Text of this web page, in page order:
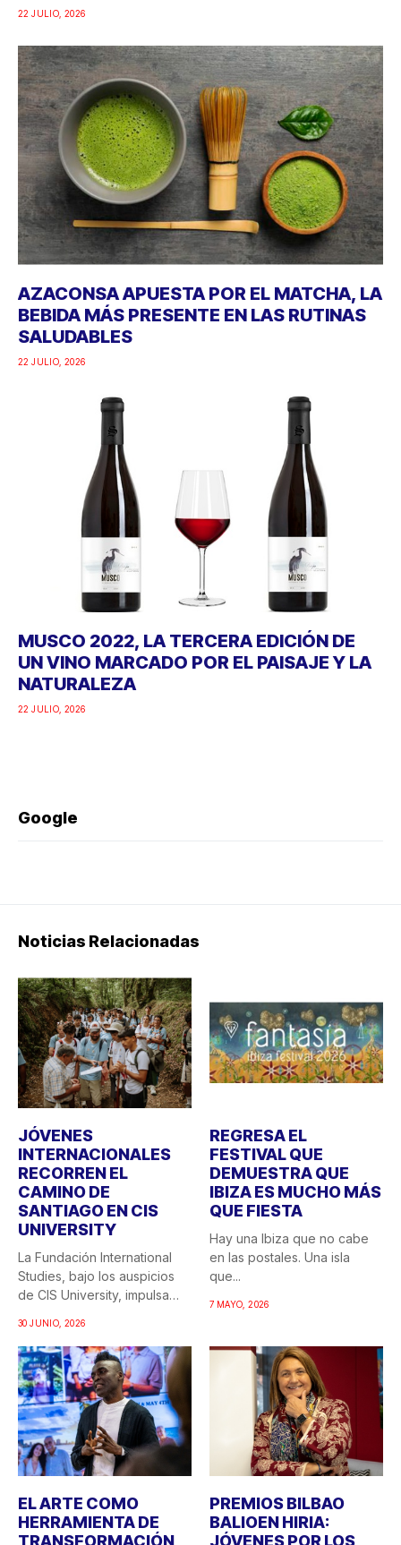
22 JULIO, 2026
AZACONSA APUESTA POR EL MATCHA, LA
BEBIDA MÁS PRESENTE EN LAS RUTINAS
SALUDABLES
22 JULIO, 2026
MUSCO 2022, LA TERCERA EDICIÓN DE
UN VINO MARCADO POR EL PAISAJE Y LA
NATURALEZA
22 JULIO, 2026
Google
Noticias Relacionadas
JÓVENES
INTERNACIONALES
RECORREN EL
CAMINO DE
SANTIAGO EN CIS
UNIVERSITY
La Fundación International
Studies, bajo los auspicios
de CIS University, impulsa
30 JUNIO, 2026
REGRESA EL
FESTIVAL QUE
DEMUESTRA QUE
IBIZA ES MUCHO MÁS
QUE FIESTA
Hay una Ibiza que no cabe
en las postales. Una isla
que...
7 MAYO, 2026
EL ARTE COMO
HERRAMIENTA DE
PREMIOS BILBAO
BALIOEN HIRIA: